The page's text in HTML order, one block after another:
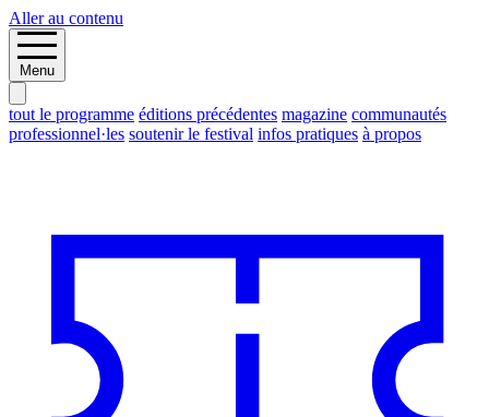
Aller au contenu
Menu
tout le programme éditions précédentes magazine communautés
professionnel·les soutenir le festival infos pratiques à propos